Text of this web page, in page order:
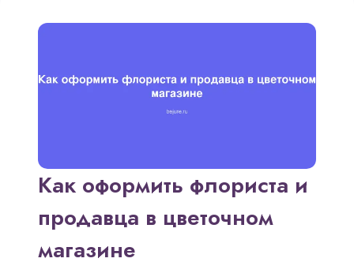
Как оформить флориста и
продавца в цветочном
магазине